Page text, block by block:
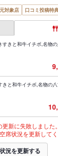
対象店 口コミ投稿特
すきと和牛イチボ,名物
きと和牛イチボ,名物の
新に失敗しました。
席状況を更新してく
況を更新する